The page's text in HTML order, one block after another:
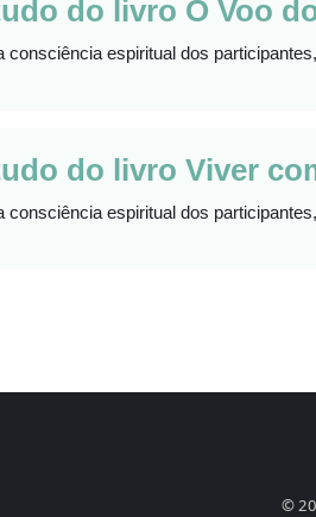
do livro O Voo
consciência espiritual dos
do livro Viver
consciência espiritual dos
©